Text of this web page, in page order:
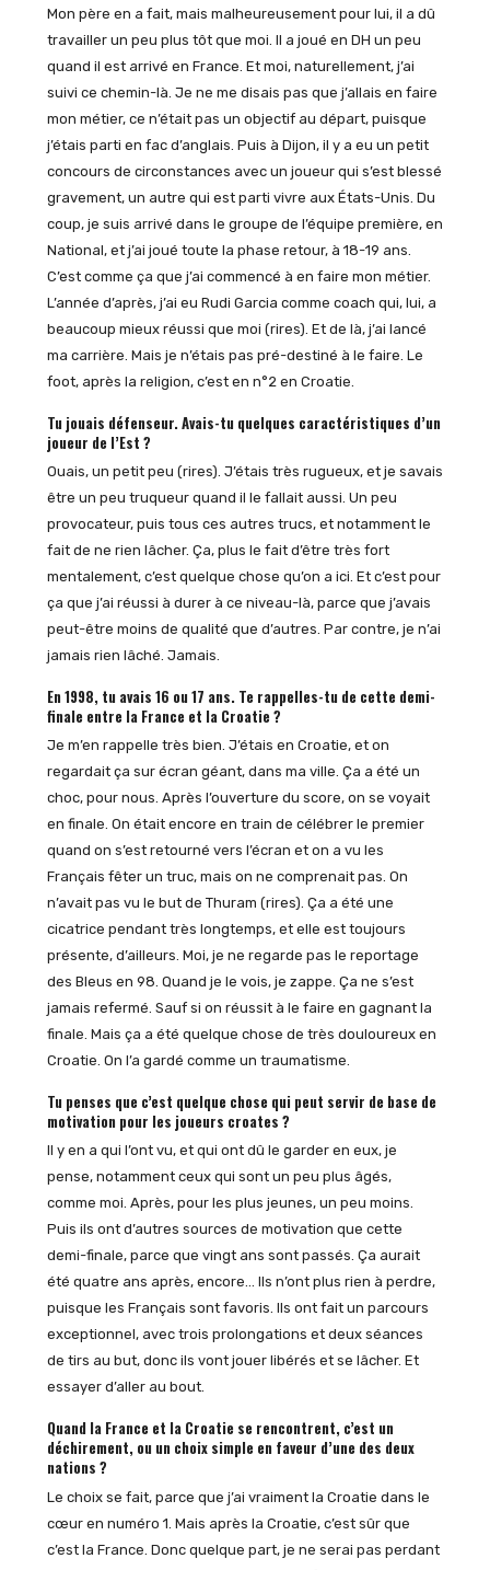
Mon père en a fait, mais malheureusement pour lui, il a dû
travailler un peu plus tôt que moi. Il a joué en DH un peu
quand il est arrivé en France. Et moi, naturellement, j’ai
suivi ce chemin-là. Je ne me disais pas que j’allais en faire
mon métier, ce n’était pas un objectif au départ, puisque
j’étais parti en fac d’anglais. Puis à Dijon, il y a eu un petit
concours de circonstances avec un joueur qui s’est blessé
gravement, un autre qui est parti vivre aux États-Unis. Du
coup, je suis arrivé dans le groupe de l’équipe première, en
National, et j’ai joué toute la phase retour, à 18-19 ans.
C’est comme ça que j’ai commencé à en faire mon métier.
L’année d’après, j’ai eu Rudi Garcia comme coach qui, lui, a
beaucoup mieux réussi que moi (rires). Et de là, j’ai lancé
ma carrière. Mais je n’étais pas pré-destiné à le faire. Le
foot, après la religion, c’est en n°2 en Croatie.
Tu jouais défenseur. Avais-tu quelques caractéristiques d’un
joueur de l’Est ?
Ouais, un petit peu (rires). J’étais très rugueux, et je savais
être un peu truqueur quand il le fallait aussi. Un peu
provocateur, puis tous ces autres trucs, et notamment le
fait de ne rien lâcher. Ça, plus le fait d’être très fort
mentalement, c’est quelque chose qu’on a ici. Et c’est pour
ça que j’ai réussi à durer à ce niveau-là, parce que j’avais
peut-être moins de qualité que d’autres. Par contre, je n’ai
jamais rien lâché. Jamais.
En 1998, tu avais 16 ou 17 ans. Te rappelles-tu de cette demi-
finale entre la France et la Croatie ?
Je m’en rappelle très bien. J’étais en Croatie, et on
regardait ça sur écran géant, dans ma ville. Ça a été un
choc, pour nous. Après l’ouverture du score, on se voyait
en finale. On était encore en train de célébrer le premier
quand on s’est retourné vers l’écran et on a vu les
Français fêter un truc, mais on ne comprenait pas. On
n’avait pas vu le but de Thuram (rires). Ça a été une
cicatrice pendant très longtemps, et elle est toujours
présente, d’ailleurs. Moi, je ne regarde pas le reportage
des Bleus en 98. Quand je le vois, je zappe. Ça ne s’est
jamais refermé. Sauf si on réussit à le faire en gagnant la
finale. Mais ça a été quelque chose de très douloureux en
Croatie. On l’a gardé comme un traumatisme.
Tu penses que c’est quelque chose qui peut servir de base de
motivation pour les joueurs croates ?
Il y en a qui l’ont vu, et qui ont dû le garder en eux, je
pense, notamment ceux qui sont un peu plus âgés,
comme moi. Après, pour les plus jeunes, un peu moins.
Puis ils ont d’autres sources de motivation que cette
demi-finale, parce que vingt ans sont passés. Ça aurait
été quatre ans après, encore… Ils n’ont plus rien à perdre,
puisque les Français sont favoris. Ils ont fait un parcours
exceptionnel, avec trois prolongations et deux séances
de tirs au but, donc ils vont jouer libérés et se lâcher. Et
essayer d’aller au bout.
Quand la France et la Croatie se rencontrent, c’est un
déchirement, ou un choix simple en faveur d’une des deux
nations ?
Le choix se fait, parce que j’ai vraiment la Croatie dans le
cœur en numéro 1. Mais après la Croatie, c’est sûr que
c’est la France. Donc quelque part, je ne serai pas perdant